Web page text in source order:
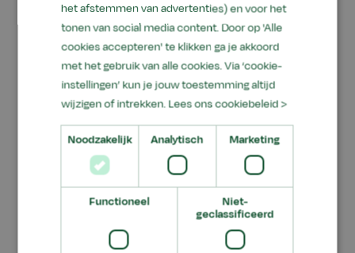
blijken leerlingen en studenten van alle
opleidingsniveaus meer te kunnen dan waartoe
ze in reguliere situaties worden uitgedaagd.
Onderzoekend leren is dus erg krachtig en
vergroot het zelfvertrouwen en prestaties van
jongeren. Ook de docenten zijn overwegend
positief over hun nieuwe, coachende rol. Bij
Aeres Hogeschool Wageningen hebben Leren
voor Duurzame Ontwikkeling en didactisch
coachen een plaats in het curriculum van de
het afstemmen van advertenties) en voor het
tonen van social media content. Door op 'Alle
cookies accepteren' te klikken ga je akkoord
met het gebruik van alle cookies. Via ‘cookie-
instellingen’ kun je jouw toestemming altijd
wijzigen of intrekken. Lees ons cookiebeleid >
Noodzakelijk Analytisch Marketing
Functioneel
Niet-
geclassificeerd